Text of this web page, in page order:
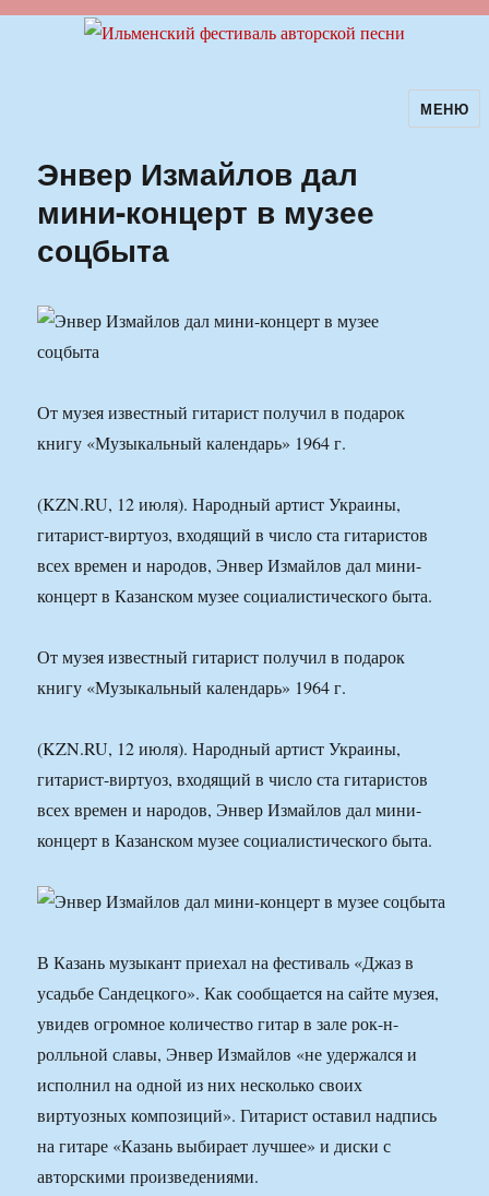
Ильменский фестиваль авторскойМЕНЮ
Энвер Измайлов дал
мини-концерт в музее
соцбыта
От музея известный гитарист получил в подарок
книгу «Музыкальный календарь» 1964 г.
(KZN.RU, 12 июля). Народный артист Украины,
гитарист-виртуоз, входящий в число ста гитаристов
всех времен и народов, Энвер Измайлов дал мини-
концерт в Казанском музее социалистического быта.
От музея известный гитарист получил в подарок
книгу «Музыкальный календарь» 1964 г.
(KZN.RU, 12 июля). Народный артист Украины,
гитарист-виртуоз, входящий в число ста гитаристов
всех времен и народов, Энвер Измайлов дал мини-
концерт в Казанском музее социалистического быта.
В Казань музыкант приехал на фестиваль «Джаз в
усадьбе Сандецкого». Как сообщается на сайте музея,
увидев огромное количество гитар в зале рок-н-
ролльной славы, Энвер Измайлов «не удержался и
исполнил на одной из них несколько своих
виртуозных композиций». Гитарист оставил надпись
на гитаре «Казань выбирает лучшее» и диски с
авторскими произведениями.